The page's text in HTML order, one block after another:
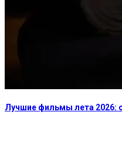
Лучшие фильмы лета 2026: